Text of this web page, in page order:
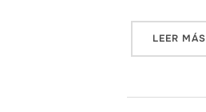
LEER MÁS